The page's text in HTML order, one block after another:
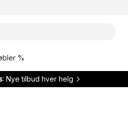
%
: Nye tilbud hver helg